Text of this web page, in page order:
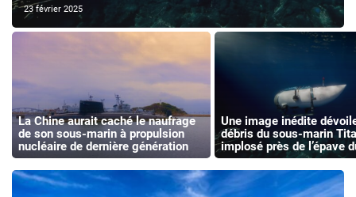
23 février 2025
La Chine aurait caché le naufrage
de son sous-marin à propulsion
nucléaire de dernière génération
Une image inédite
débris du sous-marin
implosé près de l’épave